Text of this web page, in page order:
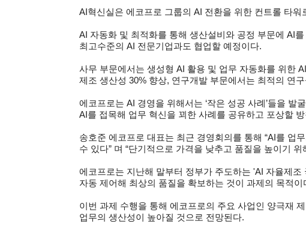
AI혁신실은 에코프로 그룹의 AI 전환을 위한 컨트롤 타
AI 자동화 및 최적화를 통해 생산설비와 공정 부문에 AI
최고수준의 AI 전문기업과도 협업할 예정이다.
사무 부문에서는 생성형 AI 활용 및 업무 자동화를 위한
제조 생산성 30% 향상, 연구개발 부문에서는 최적의 연
에코프로는 AI 경영을 위해서는 ‘작은 성공 사례’들을
AI를 접목해 업무 혁신을 꾀한 사례를 공유하고 포상할
송호준 에코프로 대표는 최근 경영회의를 통해 “AI를 업
수 있다” 며 “단기적으로 가격을 낮추고 품질을 높이기
에코프로는 지난해 말부터 정부가 주도하는 'AI 자율제
자동 제어해 최상의 품질을 확보하는 것이 과제의 목적이
이번 과제 수행을 통해 에코프로의 주요 사업인 양극재
업무의 생산성이 높아질 것으로 전망된다.